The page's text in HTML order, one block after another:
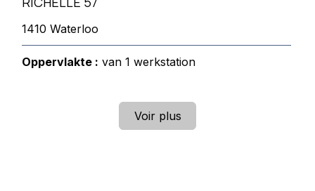
1410 Waterloo
Oppervlakte : van 1 werkstation
Voir plus